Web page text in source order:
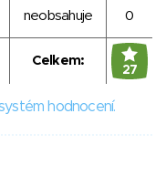
neobsahuje 0
Celkem:
27
hodnocení.